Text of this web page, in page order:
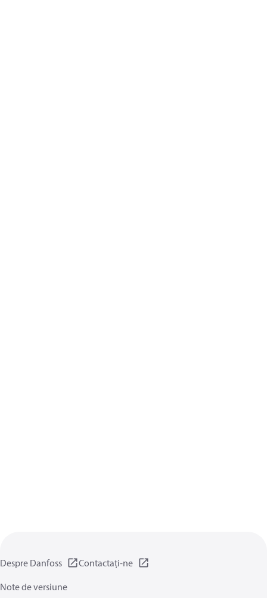
Despre Danfoss
Contactați-ne
Note de versiune